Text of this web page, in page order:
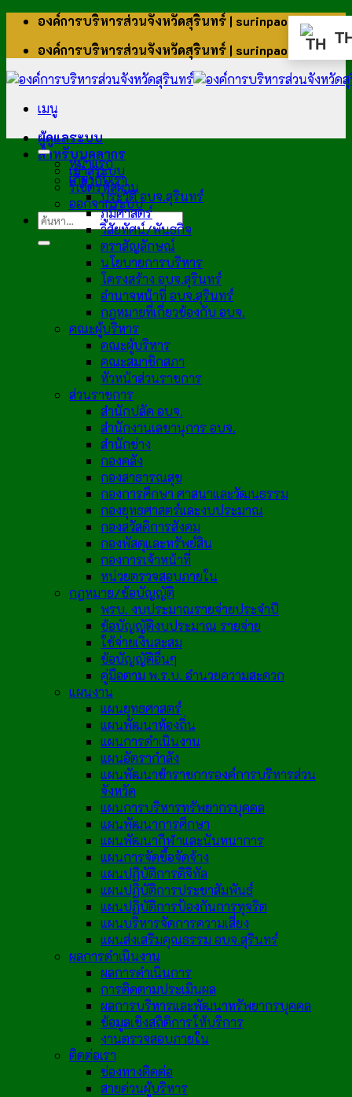
ข้าม
เนื้อหา
องค์การบริหารส่วนจังหวัดสุรินทร์ | surinpao.go.th
องค์การบริหารส่วนจังหวัดสุรินทร์ | surinpao.go.th
เมนู
ผู้ดูแลระบบ
สำหรับบุคลากร
เข้าสู่ระบบ
รีเซ็ตรหัสผ่าน
ออกจากระบบ
หน้าแรก
เกี่ยวกับเรา
ประวัติ อบจ.สุรินทร์
ภูมิศาสตร์
วิสัยทัศน์/พันธกิจ
ตราสัญลักษณ์
นโยบายการบริหาร
โครงสร้าง อบจ.สุรินทร์
อำนาจหน้าที่ อบจ.สุรินทร์
กฎหมายที่เกี่ยวข้องกับ อบจ.
คณะผู้บริหาร
คณะผู้บริหาร
คณะสมาชิกสภา
หัวหน้าส่วนราชการ
ส่วนราชการ
สำนักปลัด อบจ.
สำนักงานเลขานุการ อบจ.
สำนักช่าง
กองคลัง
กองสาธารณสุข
กองการศึกษา ศาสนาและวัฒนธรรม
กองยุทธศาสตร์และงบประมาณ
กองสวัสดิการสังคม
กองพัสดุและทรัพย์สิน
กองการเจ้าหน้าที่
หน่วยตรวจสอบภายใน
กฎหมาย/ข้อบัญญัติ
พรบ. งบประมาณรายจ่ายประจำปี
ข้อบัญญัติงบประมาณ รายจ่าย
ใช้จ่ายเงินสะสม
ข้อบัญญัติอื่นๆ
คู่มือตาม พ.ร.บ. อำนวยความสะดวก
แผนงาน
แผนยุทธศาสตร์
แผนพัฒนาท้องถิ่น
แผนการดำเนินงาน
แผนอัตรากำลัง
แผนพัฒนาข้าราชการองค์การบริหารส่วน
จังหวัด
แผนการบริหารทรัพยากรบุคคล
แผนพัฒนาการศึกษา
แผนพัฒนากีฬาและนันทนาการ
แผนการจัดซื้อจัดจ้าง
แผนปฏิบัติการดิจิทัล
แผนปฏิบัติการประชาสัมพันธ์
แผนปฏิบัติการป้องกันการทุจริต
แผนบริหารจัดการความเสี่ยง
แผนส่งเสริมคุณธรรม อบจ.สุรินทร์
ผลการดำเนินงาน
ผลการดำเนินการ
การติดตามประเมินผล
ผลการบริหารและพัฒนาทรัพยากรบุคคล
ข้อมูลเชิงสถิติการให้บริการ
งานตรวจสอบภายใน
ติดต่อเรา
ช่องทางติดต่อ
สายด่วนผู้บริหาร